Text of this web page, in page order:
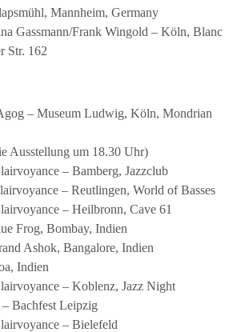
Mannheim, Germany
Gassmann/Frank Wingold – Köln, Blanc
Str. 162
– Museum Ludwig, Köln, Mondrian
Ausstellung um 18.30 Uhr)
– Bamberg, Jazzclub
– Reutlingen, World of Basses
– Heilbronn, Cave 61
Frog, Bombay, Indien
Ashok, Bangalore, Indien
Indien
– Koblenz, Jazz Night
Bachfest Leipzig
– Bielefeld